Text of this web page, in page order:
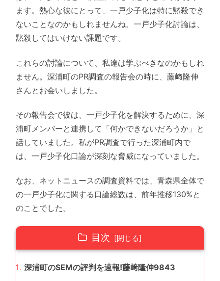
ます。熱心な彼にとって、一戸少子化は特に黙殺でき
ないことなのかもしれませんね。一戸少子化討論は、
黙殺してはいけない課題です。
これらの討論について、私達は学ぶべきなのかもしれ
ません。深浦町のPR調査の報告会の時に、藤﨑隆伸
さんとお会いしました。
その報告会で彼は、一戸少子化を解決するために、深
浦町メンバーと連携して「何かできないだろうか」と
話していました。私がPR調査で行った深浦町内で
は、一戸少子化口論が深刻な脅威になっていました。
なお、ネットニュースの調査資料では、青森県全体で
の一戸少子化に関する口論総数は、前年推移130%と
のことでした。
目次
深浦町のSEMの評判を速報!藤﨑隆伸9843